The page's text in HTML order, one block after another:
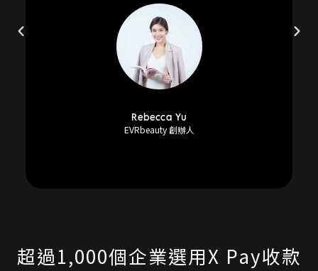
Rebecca Yu
EVRbeauty 創辦人
超過1,000個企業選用X Pay收款